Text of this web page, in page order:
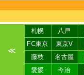
≪
札幌 八戸
FC東京
東京V
藤枝
名古屋
愛媛
今治